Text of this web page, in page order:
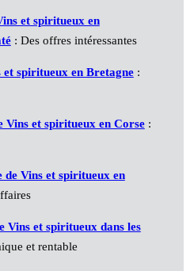
et spiritueux en
: Des offres intéressantes
et spiritueux en Bretagne :
Vins et spiritueux en Corse :
Vins et spiritueux en
Vins et spiritueux dans les
et rentable